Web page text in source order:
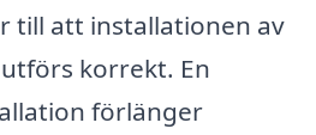
till att installationen av
korrekt. En
förlänger